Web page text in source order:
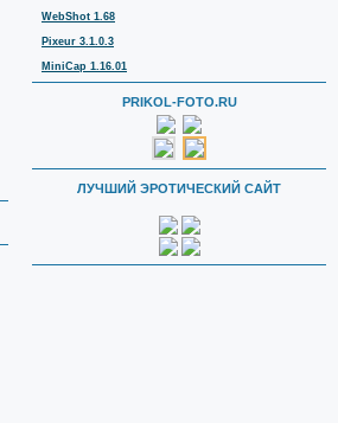
WebShot 1.68
Pixeur 3.1.0.3
MiniCap 1.16.01
PRIKOL-FOTO.RU
ЛУЧШИЙ ЭРОТИЧЕСКИЙ САЙТ